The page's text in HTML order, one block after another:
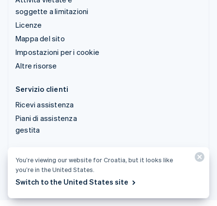
soggette a limitazioni
Licenze
Mappa del sito
Impostazioni per i cookie
Altre risorse
Servizio clienti
Ricevi assistenza
Piani di assistenza
gestita
You’re viewing our website for Croatia, but it looks like
you’re in the United States.
Switch to the United States site